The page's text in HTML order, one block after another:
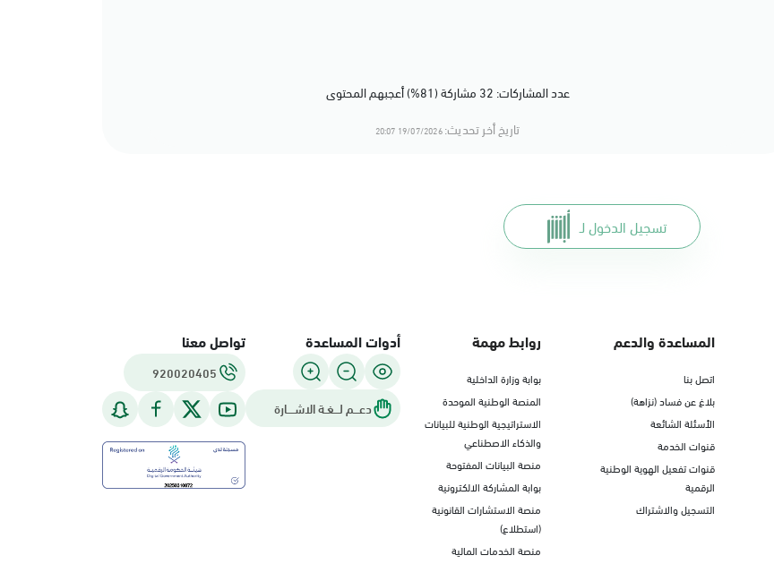
عدد المشاركات: 32 مشاركة (81%) أعجبهم المحتوى
تاريخ أخر تحديث:19/07/2026 20:07
تسجيل الدخول لـ
المساعدة والدعم
اتصل بنا
بلاغ عن فساد (نزاهة)
الأسئلة الشائعة
قنوات الخدمة
قنوات تفعيل الهوية الوطنية
الرقمية
التسجيل والاشتراك
روابط مهمة
بوابة وزارة الداخلية
المنصة الوطنية الموحدة
الاستراتيجية الوطنية للبيانات
والذكاء الاصطناعي
منصة البيانات المفتوحة
بوابة المشاركة الالكترونية
منصة الاستشارات القانونية
(استطلاع)
منصة الخدمات المالية
أدوات المساعدة
دعـــم لـــغـة الاشــــارة
تواصل معنا
920020405